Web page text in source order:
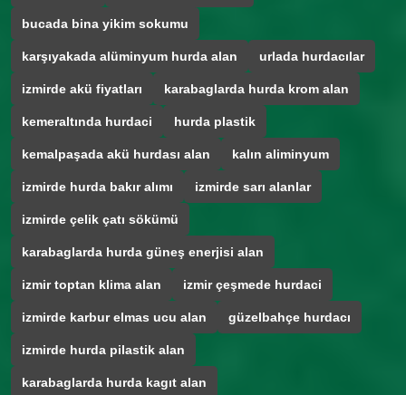
bucada bina yikim sokumu
karşıyakada alüminyum hurda alan urlada hurdacılar
izmirde akü fiyatları karabaglarda hurda krom alan
kemeraltında hurdaci hurda plastik
kemalpaşada akü hurdası alan kalın aliminyum
izmirde hurda bakır alımı izmirde sarı alanlar
izmirde çelik çatı sökümü
karabaglarda hurda güneş enerjisi alan
izmir toptan klima alan izmir çeşmede hurdaci
izmirde karbur elmas ucu alan güzelbahçe hurdacı
izmirde hurda pilastik alan
karabaglarda hurda kagıt alan